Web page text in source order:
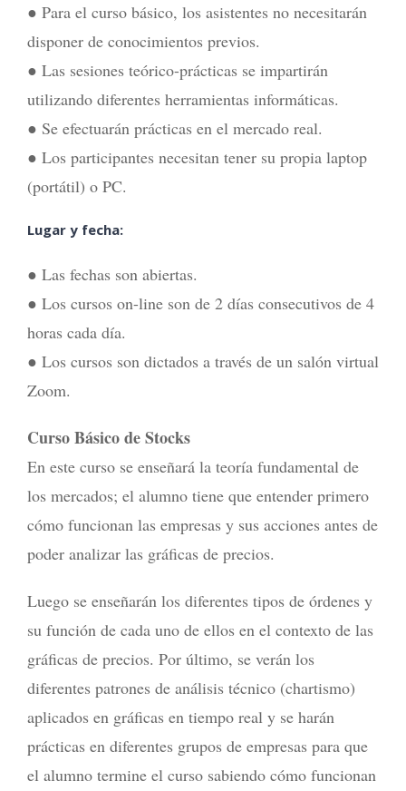
● Para el curso básico, los asistentes no necesitarán
disponer de conocimientos previos.
● Las sesiones teórico-prácticas se impartirán
utilizando diferentes herramientas informáticas.
● Se efectuarán prácticas en el mercado real.
● Los participantes necesitan tener su propia laptop
(portátil) o PC.
Lugar y fecha:
● Las fechas son abiertas.
● Los cursos on-line son de 2 días consecutivos de 4
horas cada día.
● Los cursos son dictados a través de un salón virtual
Zoom.
Curso Básico de Stocks
En este curso se enseñará la teoría fundamental de
los mercados; el alumno tiene que entender primero
cómo funcionan las empresas y sus acciones antes de
poder analizar las gráficas de precios.
Luego se enseñarán los diferentes tipos de órdenes y
su función de cada uno de ellos en el contexto de las
gráficas de precios. Por último, se verán los
diferentes patrones de análisis técnico (chartismo)
aplicados en gráficas en tiempo real y se harán
prácticas en diferentes grupos de empresas para que
el alumno termine el curso sabiendo cómo funcionan